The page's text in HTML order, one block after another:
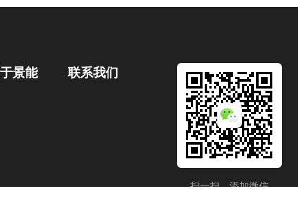
景能 联系我们
扫一扫，添加微信